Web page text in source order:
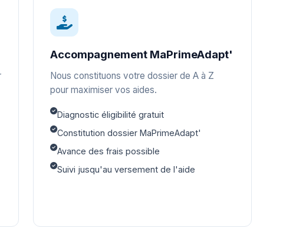
Accompagnement MaPrimeAdapt'
Nous constituons votre dossier de A à Z
pour maximiser vos aides.
Diagnostic éligibilité gratuit
Constitution dossier MaPrimeAdapt'
Avance des frais possible
Suivi jusqu'au versement de l'aide